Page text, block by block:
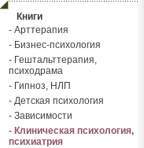
Книги
- Арттерапия
- Бизнес-психология
- Гештальттерапия,
психодрама
- Гипноз, НЛП
- Детская психология
- Зависимости
- Клиническая психология,
психиатрия